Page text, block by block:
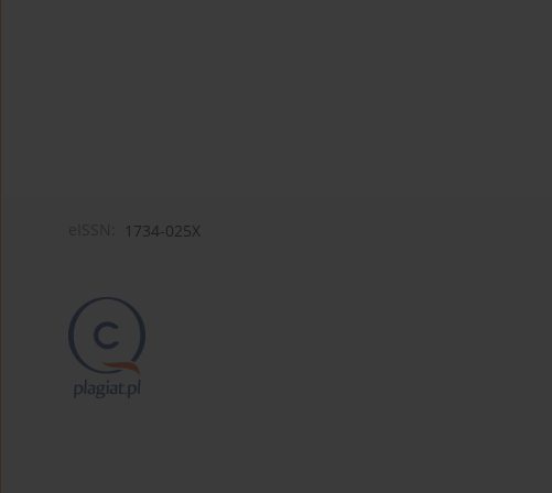
1734-025X